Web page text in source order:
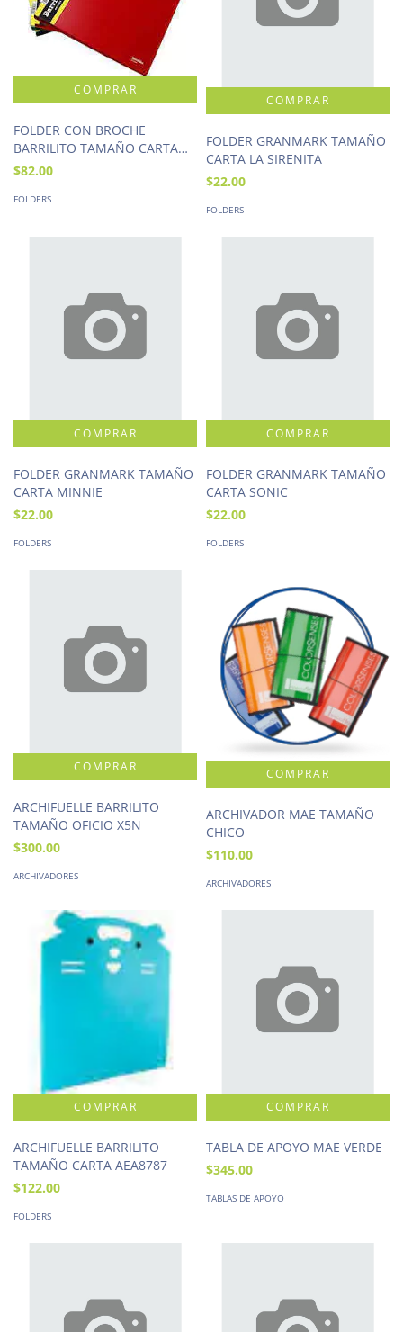
FOLDER CON BROCHE
BARRILITO TAMAÑO CARTA
QCP338
$82.00
FOLDERS
FOLDER GRANMARK TAMAÑO
CARTA LA SIRENITA
$22.00
FOLDERS
FOLDER GRANMARK TAMAÑO
CARTA MINNIE
$22.00
FOLDERS
FOLDER GRANMARK TAMAÑO
CARTA SONIC
$22.00
FOLDERS
ARCHIFUELLE BARRILITO
TAMAÑO OFICIO X5N
$300.00
ARCHIVADORES
ARCHIVADOR MAE TAMAÑO
CHICO
$110.00
ARCHIVADORES
ARCHIFUELLE BARRILITO
TAMAÑO CARTA AEA8787
$122.00
FOLDERS
TABLA DE APOYO MAE VERDE
$345.00
TABLAS DE APOYO